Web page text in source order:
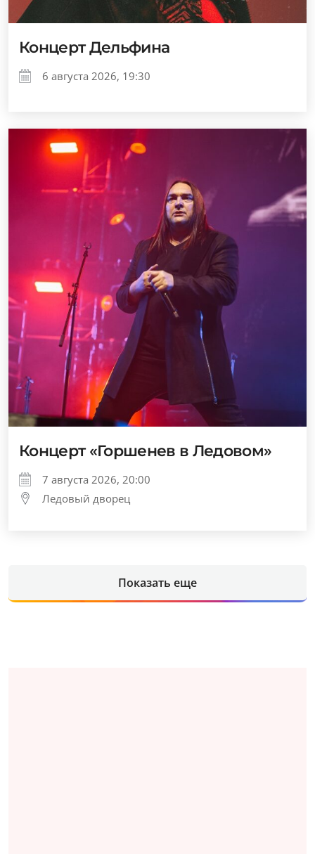
Концерт Дельфина
6 августа 2026, 19:30
Концерт «Горшенев в Ледовом»
7 августа 2026, 20:00
Ледовый дворец
Показать еще